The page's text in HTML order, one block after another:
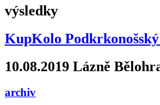
výsledky
KupKolo
10.08.2019 Lázně
archiv